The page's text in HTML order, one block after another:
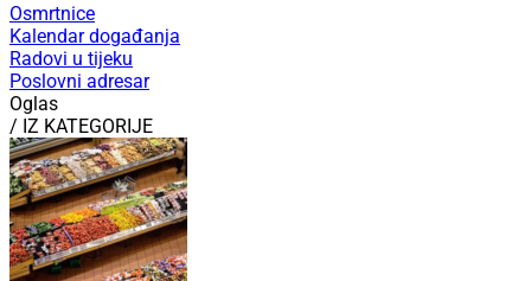
Osmrtnice
Kalendar događanja
Radovi u tijeku
Poslovni adresar
Oglas
/ IZ KATEGORIJE